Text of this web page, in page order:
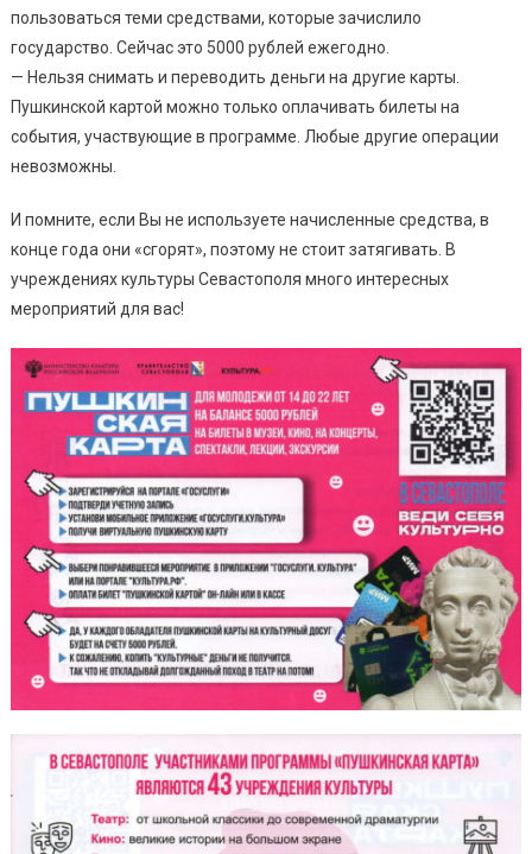
пользоваться теми средствами, которые зачислило
государство. Сейчас это 5000 рублей ежегодно.
— Нельзя снимать и переводить деньги на другие карты.
Пушкинской картой можно только оплачивать билеты на
события, участвующие в программе. Любые другие операции
невозможны.
И помните, если Вы не используете начисленные средства, в
конце года они «сгорят», поэтому не стоит затягивать. В
учреждениях культуры Севастополя много интересных
мероприятий для вас!